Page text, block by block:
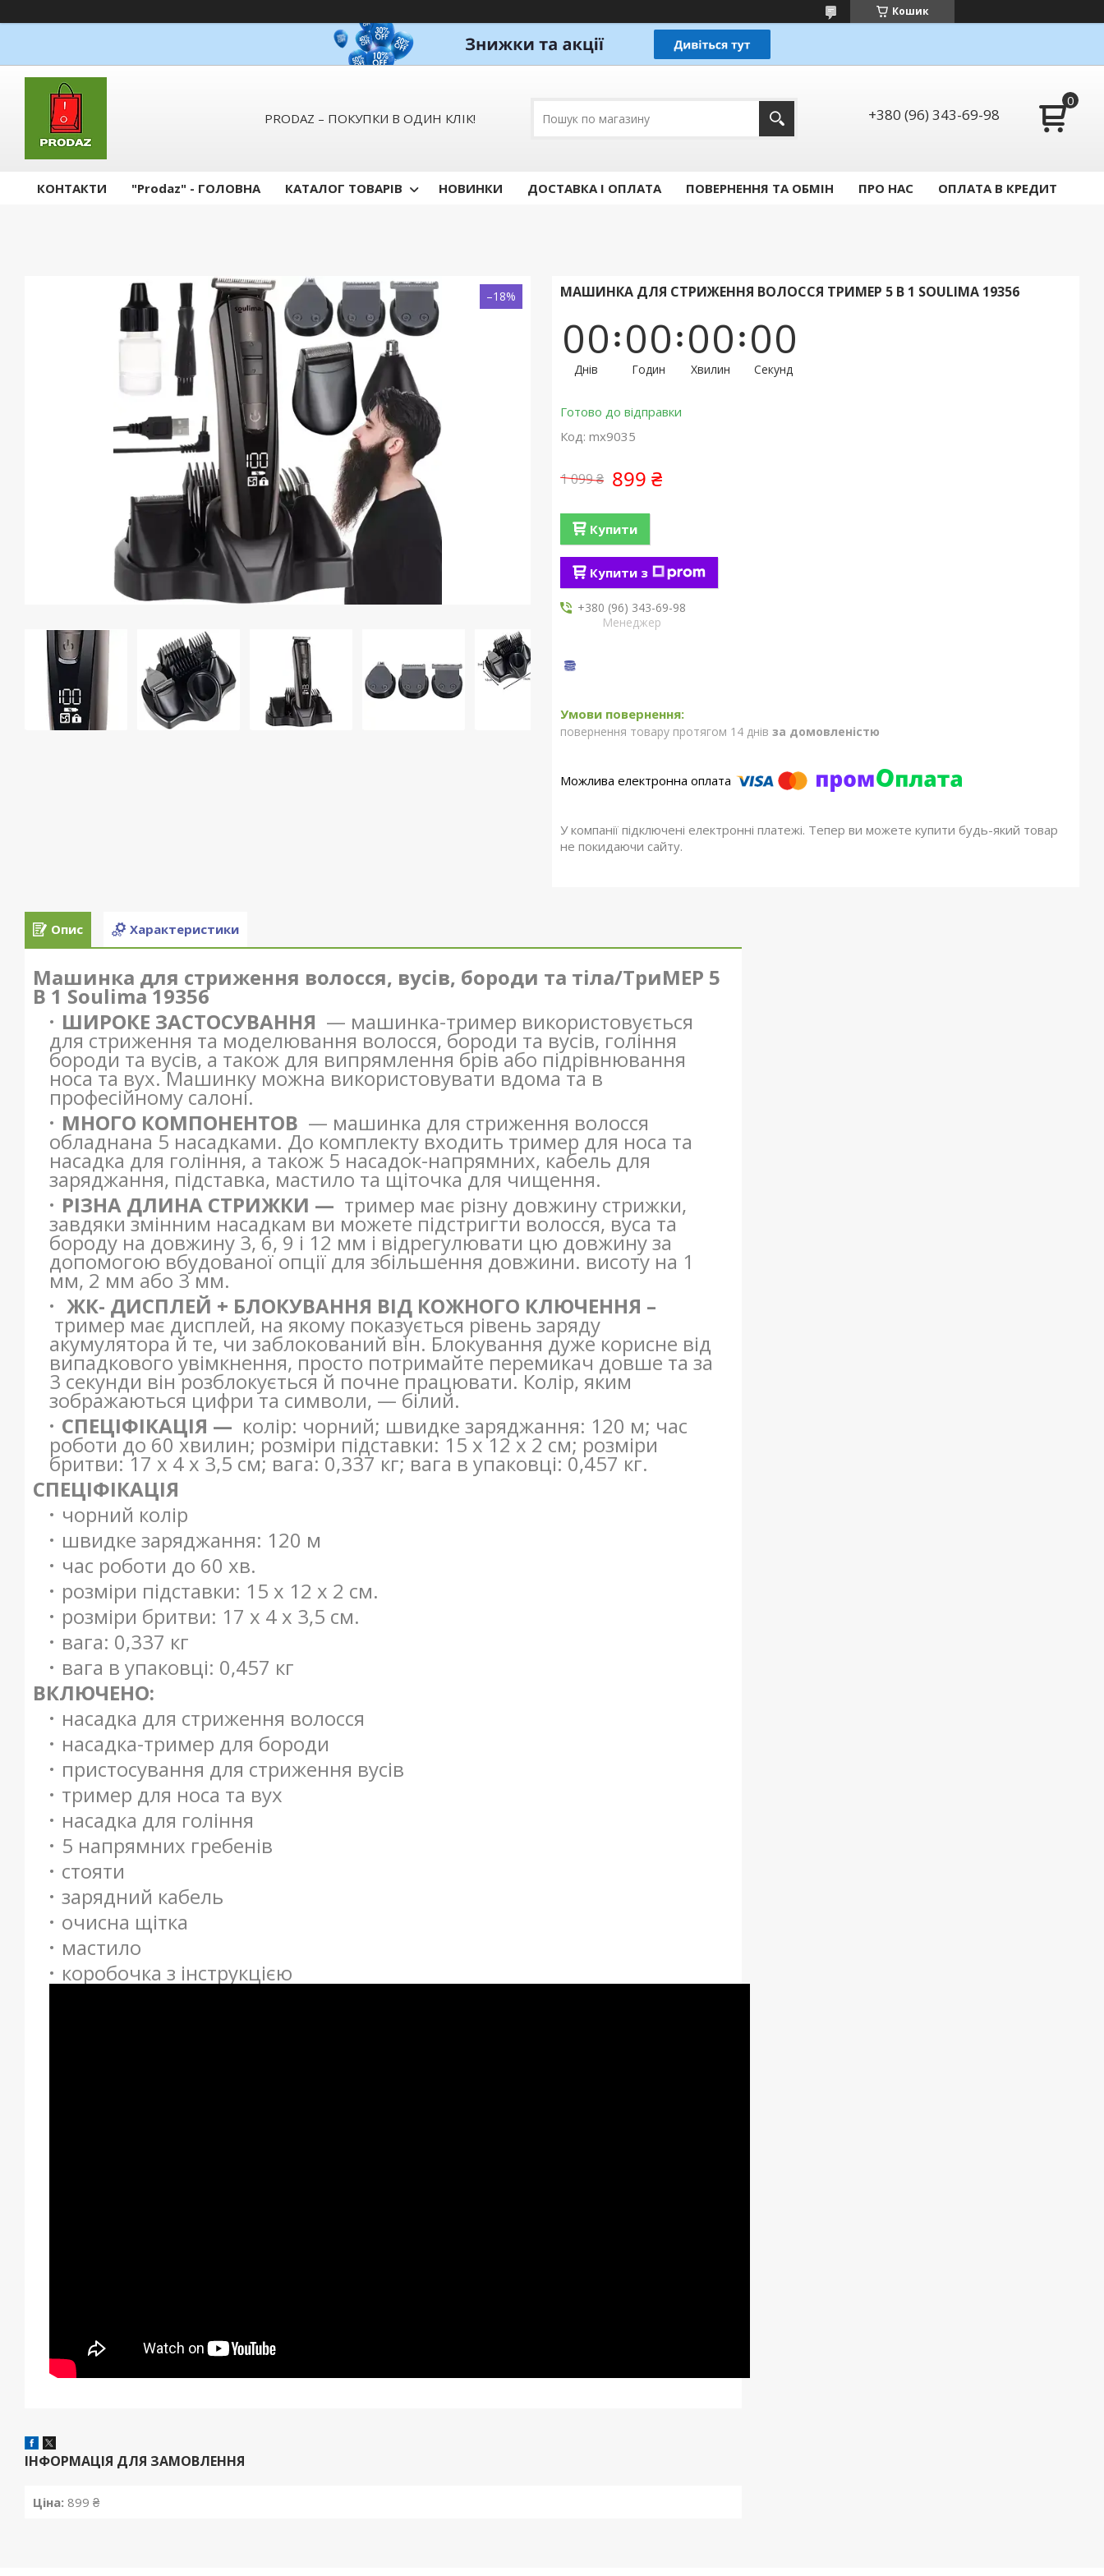
Кошик
PRODAZ – ПОКУПКИ В ОДИН КЛІК! +380 (96) 343-69-98
КОНТАКТИ "Prodaz" - ГОЛОВНА КАТАЛОГ ТОВАРІВ НОВИНКИ ДОСТАВКА І ОПЛАТА ПОВЕРНЕННЯ ТА ОБМІН ПРО НАС ОПЛАТА В КРЕДИТ
–18% МАШИНКА ДЛЯ СТРИЖЕННЯ ВОЛОССЯ ТРИМЕР 5 В 1 SOULIMA 19356
00
Днів
00
Годин
00
Хвилин
00
Секунд
Готово до відправки
Код: mx9035
1 099 ₴ 899 ₴
Купити
Купити з
+380 (96) 343-69-98
Менеджер
повернення товару протягом 14 днів за домовленістю
У компанії підключені електронні платежі. Тепер ви можете купити будь-який товар
не покидаючи сайту.
Опис Характеристики
Машинка для стриження волосся, вусів, бороди та тіла/ТриМЕР 5
В 1 Soulima 19356
ШИРОКЕ ЗАСТОСУВАННЯ — машинка-тример використовується
для стриження та моделювання волосся, бороди та вусів, гоління
бороди та вусів, а також для випрямлення брів або підрівнювання
носа та вух. Машинку можна використовувати вдома та в
професійному салоні.
МНОГО КОМПОНЕНТОВ — машинка для стриження волосся
обладнана 5 насадками. До комплекту входить тример для носа та
насадка для гоління, а також 5 насадок-напрямних, кабель для
заряджання, підставка, мастило та щіточка для чищення.
РІЗНА ДЛИНА СТРИЖКИ — тример має різну довжину стрижки,
завдяки змінним насадкам ви можете підстригти волосся, вуса та
бороду на довжину 3, 6, 9 і 12 мм і відрегулювати цю довжину за
допомогою вбудованої опції для збільшення довжини. висоту на 1
мм, 2 мм або 3 мм.
ЖК- ДИСПЛЕЙ + БЛОКУВАННЯ ВІД КОЖНОГО КЛЮЧЕННЯ –
тример має дисплей, на якому показується рівень заряду
акумулятора й те, чи заблокований він. Блокування дуже корисне від
випадкового увімкнення, просто потримайте перемикач довше та за
3 секунди він розблокується й почне працювати. Колір, яким
зображаються цифри та символи, — білий.
СПЕЦІФІКАЦІЯ — колір: чорний; швидке заряджання: 120 м; час
роботи до 60 хвилин; розміри підставки: 15 х 12 х 2 см; розміри
бритви: 17 х 4 х 3,5 см; вага: 0,337 кг; вага в упаковці: 0,457 кг.
СПЕЦІФІКАЦІЯ
чорний колір
швидке заряджання: 120 м
час роботи до 60 хв.
розміри підставки: 15 х 12 х 2 см.
розміри бритви: 17 х 4 х 3,5 см.
вага: 0,337 кг
вага в упаковці: 0,457 кг
ВКЛЮЧЕНО:
насадка для стриження волосся
насадка-тример для бороди
пристосування для стриження вусів
тример для носа та вух
насадка для гоління
5 напрямних гребенів
стояти
зарядний кабель
очисна щітка
мастило
коробочка з інструкцією
ІНФОРМАЦІЯ ДЛЯ ЗАМОВЛЕННЯ
Ціна: 899 ₴